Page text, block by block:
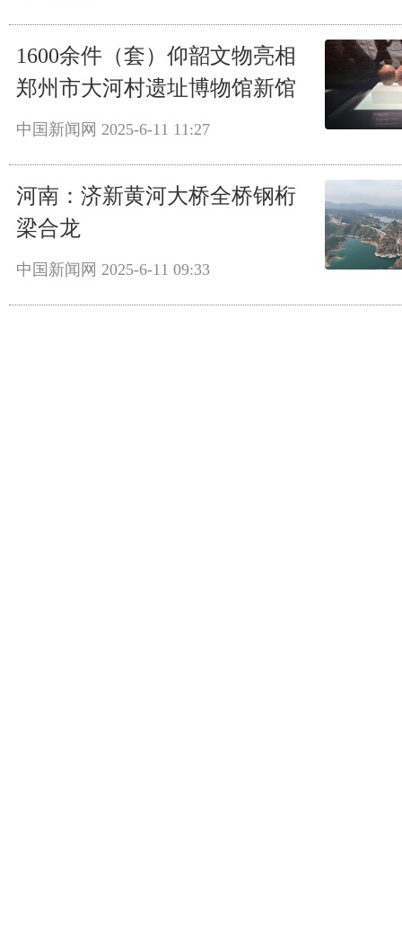
1600余件（套）仰韶文物亮相
郑州市大河村遗址博物馆新馆
中国新闻网 2025-6-11 11:27
河南：济新黄河大桥全桥钢桁
梁合龙
中国新闻网 2025-6-11 09:33